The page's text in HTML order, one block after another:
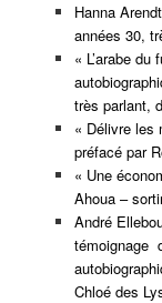
Hanna
années 30,
« L’arabe du
très parlant,
« Délivre les
préfacé par
« Une
Ahoua –
André
témoignage
Chloé des